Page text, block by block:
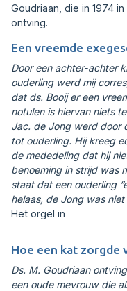
Goudriaan, die in 1974
ontving.
Een vreemde
Door een achter-achter
ouderling werd mij
dat ds. Booij er een
notulen is hiervan niets
Jac. de Jong werd door
tot ouderling. Hij kreeg
de mededeling dat hij
benoeming in strijd was
staat dat een ouderling
helaas, de Jong was
Het orgel in
Hoe een kat zorgde
Ds. M. Goudriaan
een oude mevrouw die